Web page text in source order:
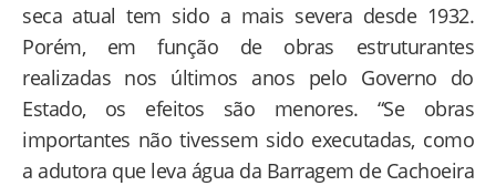
seca atual tem sido a mais severa desde 1932.
Porém, em função de obras estruturantes
realizadas nos últimos anos pelo Governo do
Estado, os efeitos são menores. “Se obras
importantes não tivessem sido executadas, como
a adutora que leva água da Barragem de Cachoeira